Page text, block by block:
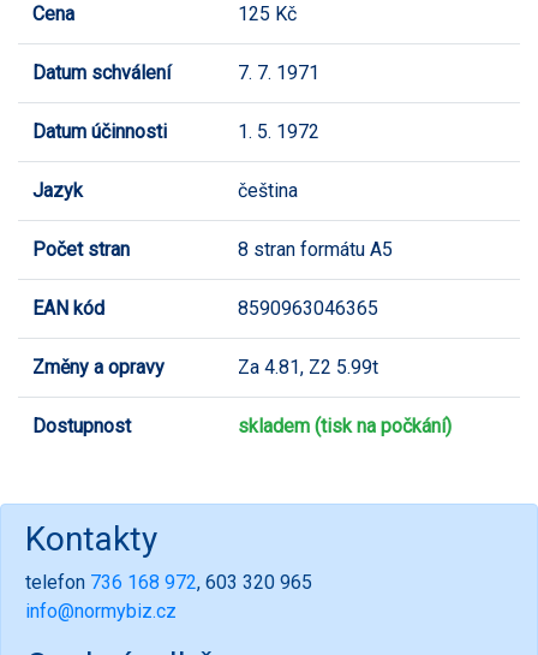
Cena 125 Kč
Datum schválení 7. 7. 1971
Datum účinnosti 1. 5. 1972
Jazyk čeština
Počet stran 8 stran formátu A5
EAN kód 8590963046365
Změny a opravy Za 4.81, Z2 5.99t
Dostupnost skladem (tisk na počkání)
Kontakty
telefon 736 168 972, 603 320 965
info@normybiz.cz